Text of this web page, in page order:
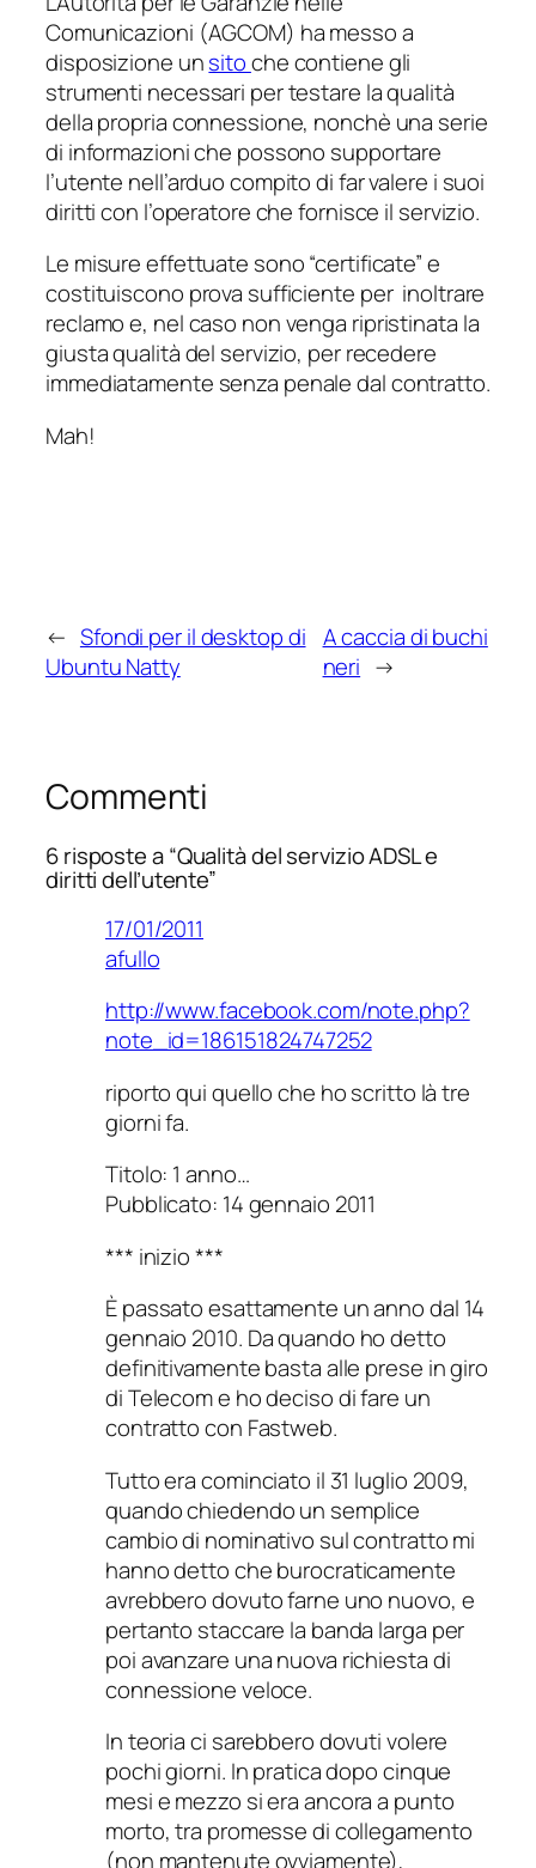
Comunicazioni (AGCOM) ha messo a
disposizione unsitoche contiene gli
strumenti necessari per testare la qualità
della propria connessione, nonchè una serie
di informazioni che possono supportare
l’utente nell’arduo compito di far valere i suoi
diritti con l’operatore che fornisce il servizio.
Le misure effettuate sono “certificate” e
costituiscono prova sufficiente per inoltrare
reclamo e, nel caso non venga ripristinata la
giusta qualità del servizio, per recedere
immediatamente senza penale dal contratto.
Mah!
← Sfondi per il desktop di
Ubuntu Natty
A caccia di buchi
neri →
Commenti
6 risposte a “Qualità del servizio ADSL e
diritti dell’utente”
17/01/2011
afullo
http://www.facebook.com/note.php?
note_id=186151824747252
riporto qui quello che ho scritto là tre
giorni fa.
Titolo: 1 anno…
Pubblicato: 14 gennaio 2011
*** inizio ***
È passato esattamente un anno dal 14
gennaio 2010. Da quando ho detto
definitivamente basta alle prese in giro
di Telecom e ho deciso di fare un
contratto con Fastweb.
Tutto era cominciato il 31 luglio 2009,
quando chiedendo un semplice
cambio di nominativo sul contratto mi
hanno detto che burocraticamente
avrebbero dovuto farne uno nuovo, e
pertanto staccare la banda larga per
poi avanzare una nuova richiesta di
connessione veloce.
In teoria ci sarebbero dovuti volere
pochi giorni. In pratica dopo cinque
mesi e mezzo si era ancora a punto
morto, tra promesse di collegamento
(non mantenute ovviamente),